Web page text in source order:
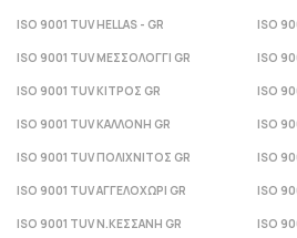
ISO 9001 TUV HELLAS - GR ISO
ISO 9001 TUV ΜΕΣΣΟΛΟΓΓΙ GR ISO
ISO 9001 TUV ΚΙΤΡΟΣ GR ISO
ISO 9001 TUV ΚΑΛΛΟΝΗ GR ISO
ISO 9001 TUV ΠΟΛΙΧΝΙΤΟΣ GR ISO
ISO 9001 TUV ΑΓΓΕΛΟΧΩΡΙ GR ISO
ISO 9001 TUV Ν.ΚΕΣΣΑΝΗ GR ISO